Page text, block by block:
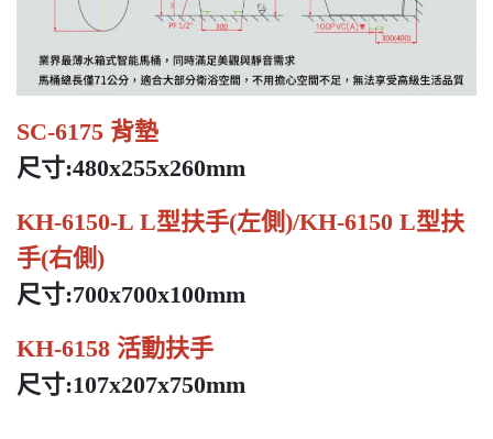
SC-6175 背墊
尺寸:480x255x260mm
KH-6150-L L型扶手(左側)/KH-6150 L型扶
手(右側)
尺寸:700x700x100mm
KH-6158 活動扶手
尺寸:107x207x750mm